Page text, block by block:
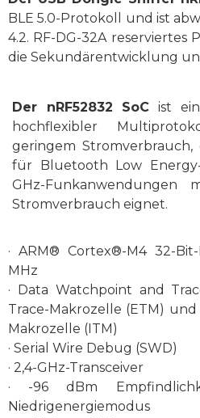
BLE 5.0-Protokoll und ist
4.2. RF-DG-32A reserviertes
die Sekundärentwicklung
Der nRF52832 SoC ist
hochflexibler
geringem Stromverbrauch,
für Bluetooth Low
GHz-Funkanwendungen
Stromverbrauch eignet.
· ARM® Cortex®-M4 32-
MHz
· Data Watchpoint and
Trace-Makrozelle (ETM)
Makrozelle (ITM)
· Serial Wire Debug (SWD)
· 2,4-GHz-Transceiver
· -96 dBm
Niedrigenergiemodus